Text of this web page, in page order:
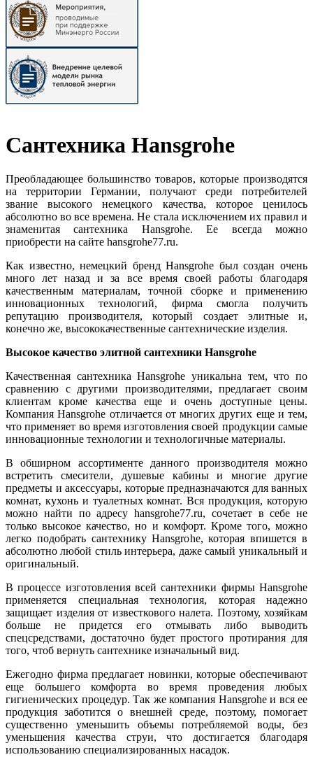
Сантехника Hansgrohe
Преобладающее большинство товаров, которые производятся
на территории Германии, получают среди потребителей
звание высокого немецкого качества, которое ценилось
абсолютно во все времена. Не стала исключением их правил и
знаменитая сантехника Hansgrohe. Ее всегда можно
приобрести на сайте hansgrohe77.ru.
Как известно, немецкий бренд Hansgrohe был создан очень
много лет назад и за все время своей работы благодаря
качественным материалам, точной сборке и применению
инновационных технологий, фирма смогла получить
репутацию производителя, который создает элитные и,
конечно же, высококачественные сантехнические изделия.
Высокое качество элитной сантехники Hansgrohe
Качественная сантехника Hansgrohe уникальна тем, что по
сравнению с другими производителями, предлагает своим
клиентам кроме качества еще и очень доступные цены.
Компания Hansgrohe отличается от многих других еще и тем,
что применяет во время изготовления своей продукции самые
инновационные технологии и технологичные материалы.
В обширном ассортименте данного производителя можно
встретить смесители, душевые кабины и многие другие
предметы и аксессуары, которые предназначаются для ванных
комнат, кухонь и туалетных комнат. Вся продукция, которую
можно найти по адресу hansgrohe77.ru, сочетает в себе не
только высокое качество, но и комфорт. Кроме того, можно
легко подобрать сантехнику Hansgrohe, которая впишется в
абсолютно любой стиль интерьера, даже самый уникальный и
оригинальный.
В процессе изготовления всей сантехники фирмы Hansgrohe
применяется специальная технология, которая надежно
защищает изделия от известкового налета. Поэтому, хозяйкам
больше не придется его отмывать либо выводить
спецсредствами, достаточно будет простого протирания для
того, чтоб вернуть сантехнике изначальный вид.
Ежегодно фирма предлагает новинки, которые обеспечивают
еще большего комфорта во время проведения любых
гигиенических процедур. Так же компания Hansgrohe и вся ее
продукция заботится о внешней среде, поэтому, помогает
существенно уменьшить объемы потребляемой воды, без
уменьшения качества струи, что достигается благодаря
использованию специализированных насадок.